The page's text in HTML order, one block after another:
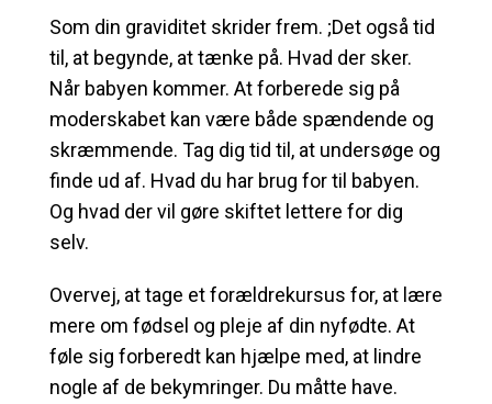
Som din graviditet skrider frem. ;Det også tid
til, at begynde, at tænke på. Hvad der sker.
Når babyen kommer. At forberede sig på
moderskabet kan være både spændende og
skræmmende. Tag dig tid til, at undersøge og
finde ud af. Hvad du har brug for til babyen.
Og hvad der vil gøre skiftet lettere for dig
selv.
Overvej, at tage et forældrekursus for, at lære
mere om fødsel og pleje af din nyfødte. At
føle sig forberedt kan hjælpe med, at lindre
nogle af de bekymringer. Du måtte have.